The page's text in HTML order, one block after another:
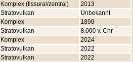
Komplex (fissural/zentral)
2013
Stratovulkan
Unbekannt
Komplex
1890
Stratovulkan
8.000 v. Chr
Komplex
2024
Stratovulkan
2022
Stratovulkan
2022